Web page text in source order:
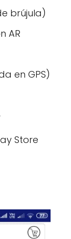
brújula)
AR
en GPS)
Store